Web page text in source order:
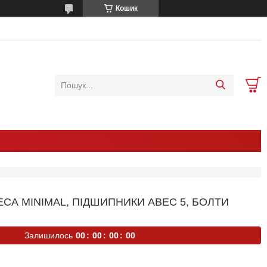
Кошик
MINIMAL, ПІДШИПНИКИ ABEC 5, БОЛТИ
Залишилось 00 00 00 00